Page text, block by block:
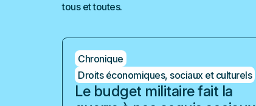
tous et toutes.
Chronique
Droits économiques, sociaux et culturels
Le budget militaire fait la